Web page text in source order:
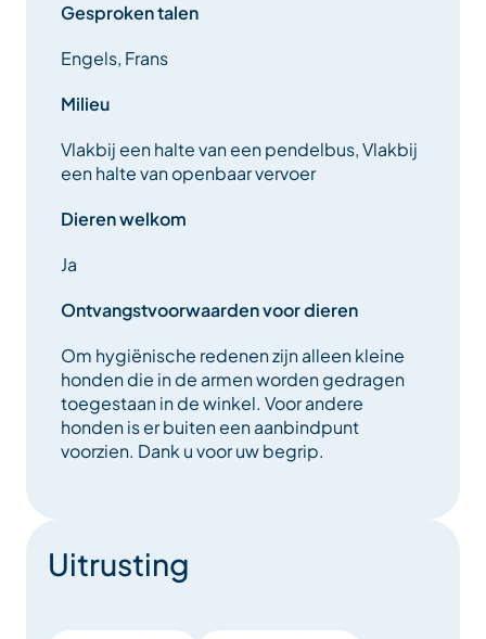
Gesproken talen
Engels, Frans
Milieu
Vlakbij een halte van een pendelbus, Vlakbij
een halte van openbaar vervoer
Dieren welkom
Ja
Ontvangstvoorwaarden voor dieren
Om hygiënische redenen zijn alleen kleine
honden die in de armen worden gedragen
toegestaan in de winkel. Voor andere
honden is er buiten een aanbindpunt
voorzien. Dank u voor uw begrip.
Uitrusting